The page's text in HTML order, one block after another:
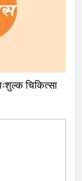
चिकित्सा